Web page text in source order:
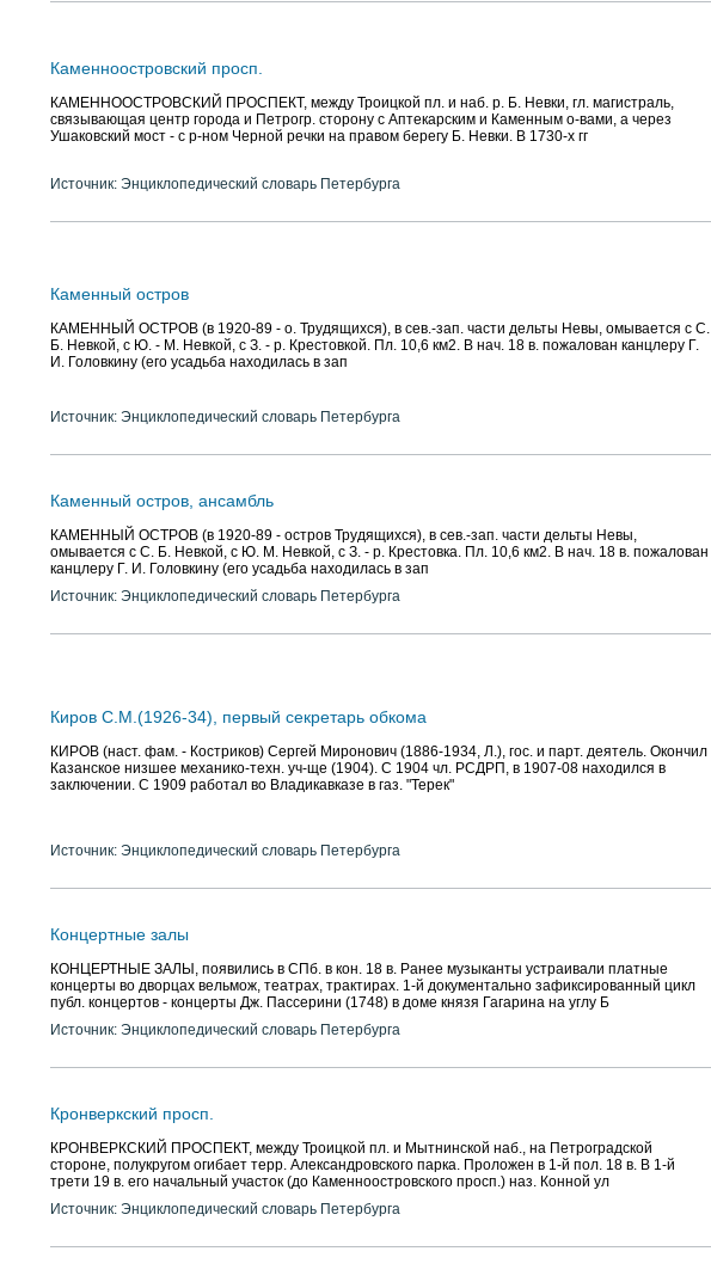
Каменноостровский просп.
КАМЕННООСТРОВСКИЙ ПРОСПЕКТ, между Троицкой пл. и наб. р. Б. Невки, гл. магистраль,
связывающая центр города и Петрогр. сторону с Аптекарским и Каменным о-вами, а через
Ушаковский мост - с р-ном Черной речки на правом берегу Б. Невки. В 1730-х гг
Источник: Энциклопедический словарь Петербурга
Каменный остров
КАМЕННЫЙ ОСТРОВ (в 1920-89 - о. Трудящихся), в сев.-зап. части дельты Невы, омывается с С.
Б. Невкой, с Ю. - М. Невкой, с З. - р. Крестовкой. Пл. 10,6 км2. В нач. 18 в. пожалован канцлеру Г.
И. Головкину (его усадьба находилась в зап
Источник: Энциклопедический словарь Петербурга
Каменный остров, ансамбль
КАМЕННЫЙ ОСТРОВ (в 1920-89 - остров Трудящихся), в сев.-зап. части дельты Невы,
омывается с С. Б. Невкой, с Ю. М. Невкой, с З. - р. Крестовка. Пл. 10,6 км2. В нач. 18 в. пожалован
канцлеру Г. И. Головкину (его усадьба находилась в зап
Источник: Энциклопедический словарь Петербурга
Киров С.М.(1926-34), первый секретарь обкома
КИРОВ (наст. фам. - Костриков) Сергей Миронович (1886-1934, Л.), гос. и парт. деятель. Окончил
Казанское низшее механико-техн. уч-ще (1904). С 1904 чл. РСДРП, в 1907-08 находился в
заключении. С 1909 работал во Владикавказе в газ. "Терек"
Источник: Энциклопедический словарь Петербурга
Концертные залы
КОНЦЕРТНЫЕ ЗАЛЫ, появились в СПб. в кон. 18 в. Ранее музыканты устраивали платные
концерты во дворцах вельмож, театрах, трактирах. 1-й документально зафиксированный цикл
публ. концертов - концерты Дж. Пассерини (1748) в доме князя Гагарина на углу Б
Источник: Энциклопедический словарь Петербурга
Кронверкский просп.
КРОНВЕРКСКИЙ ПРОСПЕКТ, между Троицкой пл. и Мытнинской наб., на Петроградской
стороне, полукругом огибает терр. Александровского парка. Проложен в 1-й пол. 18 в. В 1-й
трети 19 в. его начальный участок (до Каменноостровского просп.) наз. Конной ул
Источник: Энциклопедический словарь Петербурга